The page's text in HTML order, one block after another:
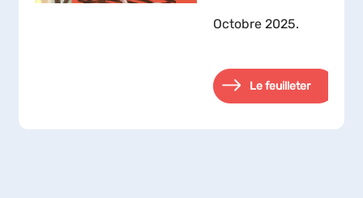
Octobre 2025.
Le feuilleter